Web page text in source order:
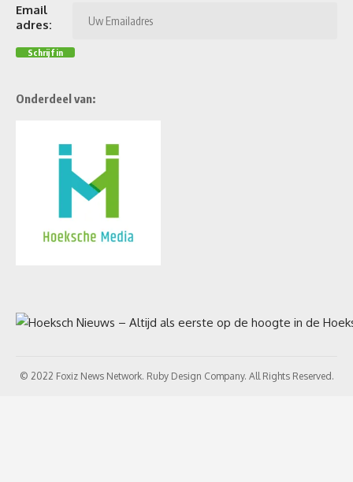
Email
adres:
Onderdeel van:
© 2022 Foxiz News Network. Ruby Design Company. All Rights Reserved.